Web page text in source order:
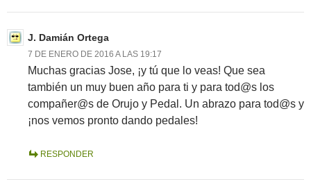
J. Damián Ortega
7 DE ENERO DE 2016 A LAS 19:17
Muchas gracias Jose, ¡y tú que lo veas! Que sea
también un muy buen año para ti y para tod@s los
compañer@s de Orujo y Pedal. Un abrazo para tod@s y
¡nos vemos pronto dando pedales!
RESPONDER